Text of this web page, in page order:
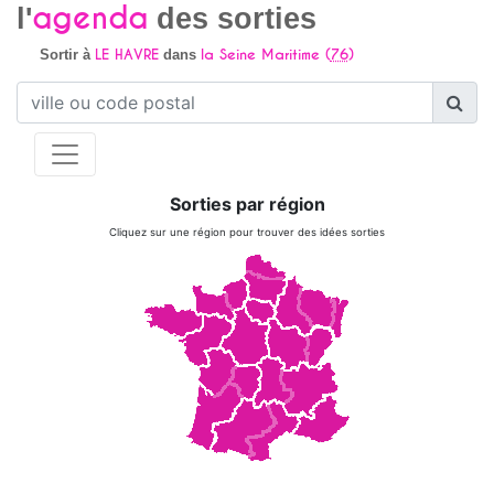
l'agenda des sorties
Sortir à LE HAVREdans la Seine Maritime (76)
Sorties par région
Cliquez sur une région pour trouver des idées sorties